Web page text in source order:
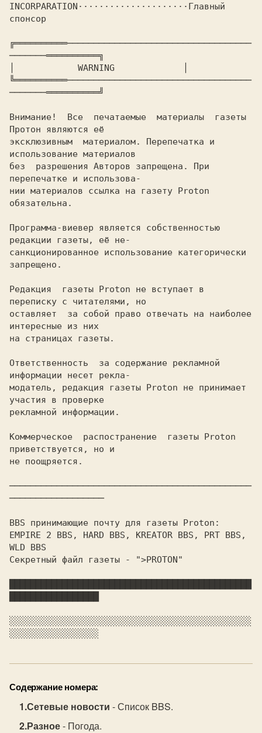
INCORPARATION····················· Главный
спонсор
╔══════════───────────────────────────────────
───────══════════╗
           WARNING
╚══════════───────────────────────────────────
───────══════════╝
Внимание!  Все  печатаемые  материалы  газеты
Протон являются её
эксклюзивным  материалом. Перепечатка и
использование материалов
без  разрешения Авторов запрещена. При
перепечатке и использова-
нии материалов ссылка на газету Proton
обязательна.
Программа-виевер является собственностью
редакции газеты, её не-
санкционированное использование категорически
запрещено.
Редакция  газеты Proton не вступает в
переписку с читателями, но
оставляет  за собой право отвечать на наиболее
интересные из них
на страницах газеты.
Ответственность  за содержание рекламной
информации несет рекла-
модатель, редакция газеты Proton не принимает
участия в проверке
рекламной информации.
Коммерческое  распостранение  газеты Proton
приветствуется, но и
не поощряется.
──────────────────────────────────────────────
──────────────────
BBS принимающие почту для газеты Proton:
EMPIRE 2 BBS, HARD BBS, KREATOR BBS, PRT BBS,
Секретный файл газеты - ">PROTON"
░░░░░░░░░░░░░░░░░░░░░░░░░░░░░░░░░░░░░░░░░░░░░░
Содержание номера:
Сетевые новости - Список BBS.
Разное- Погода.